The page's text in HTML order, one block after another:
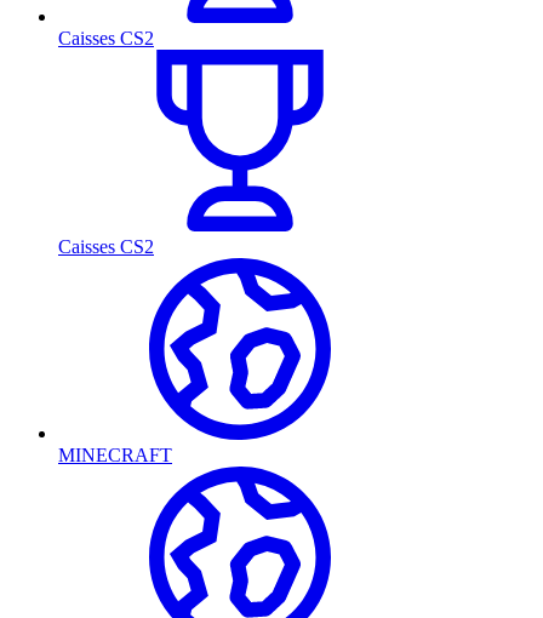
Caisses CS2
Caisses CS2
MINECRAFT